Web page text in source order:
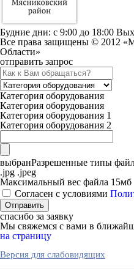
Будние дни: c 9:00 до 18:00
Все права защищены © 2012
Области»
отправить запрос
Категория оборудования
Категория оборудования
Категория оборудования 1
Категория оборудования 2
выбранРазрешенные типы
.jpg .jpeg
Максимальный вес файла 15мб
Согласен с условиями
спасибо за заявку
Мы свяжемся с вами в
на страницу
Версия для слабовидящих